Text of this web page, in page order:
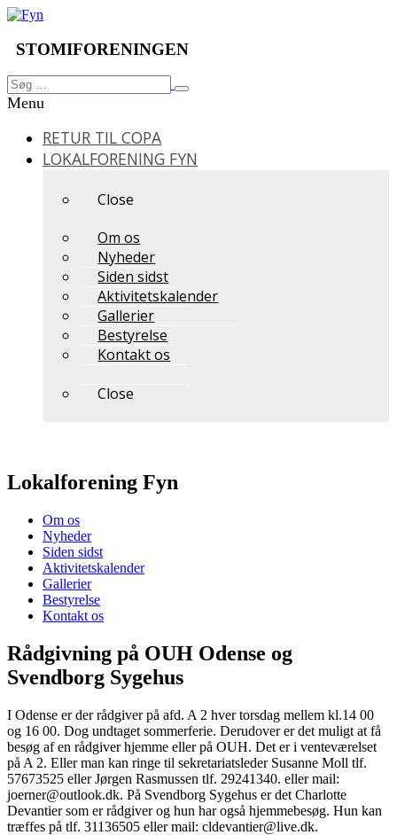
Videre
indhold
STOMIFORENINGEN
Søg
efter:
Søg
Menu
RETUR TIL COPA
LOKALFORENING FYN
Close
Om os
Nyheder
Siden sidst
Aktivitetskalender
Gallerier
Bestyrelse
Kontakt os
Close
Lokalforening Fyn
Om os
Nyheder
Siden sidst
Aktivitetskalender
Gallerier
Bestyrelse
Kontakt os
Rådgivning på OUH Odense og
Svendborg Sygehus
I Odense er der rådgiver på afd. A 2 hver torsdag mellem kl.14 00
og 16 00. Dog undtaget sommerferie. Derudover er det muligt at få
besøg af en rådgiver hjemme eller på OUH. Det er i venteværelset
på A 2. Eller man kan ringe til sekretariatsleder Susanne Moll tlf.
57673525 eller Jørgen Rasmussen tlf. 29241340. eller mail:
joerner@outlook.dk. På Svendborg Sygehus er det Charlotte
Devantier som er rådgiver og hun har også hjemmebesøg. Hun kan
træffes på tlf. 31136505 eller mail: cldevantier@live.dk.